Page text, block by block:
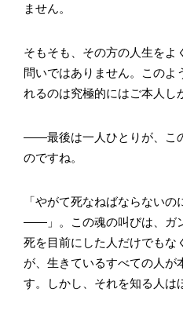
ません。
そもそも、その方の人生をよ
問いではありません。このよ
れるのは究極的にはご本人し
――最後は一人ひとりが、こ
のですね。
「やがて死なねばならない
――」。この魂の叫びは、ガ
死を目前にした人だけでもな
が、生きているすべての人が
す。しかし、それを知る人は